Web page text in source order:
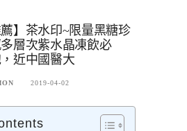
薦】茶水印~限量黑糖珍
層次紫水晶凍飲必
近中國醫大
2019-04-02